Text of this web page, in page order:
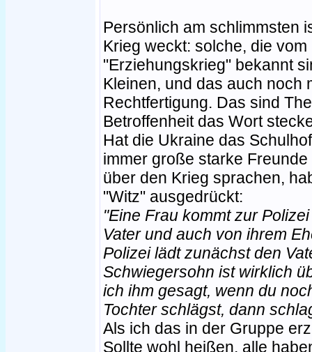
Persönlich am schlimmsten
Krieg weckt: solche, die
"Erziehungskrieg" bekannt
Kleinen, und das auch noch
Rechtfertigung. Das sind
Betroffenheit das Wort
Hat die Ukraine das
immer große starke
über den Krieg sprachen,
"Witz" ausgedrückt:
"Eine Frau kommt zur
Vater und auch von ihrem
Polizei lädt zunächst den
Schwiegersohn ist wirklich
ich ihm gesagt, wenn du
Tochter schlägst, dann
Als ich das in der Gruppe
Sollte wohl heißen, alle